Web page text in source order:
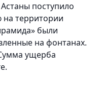
поступило
территории
были
на фонтанах.
ущерба